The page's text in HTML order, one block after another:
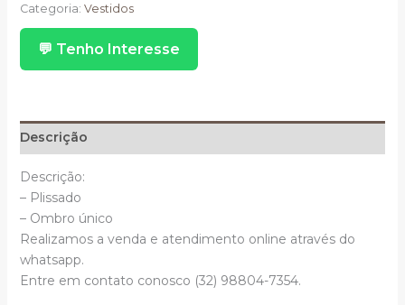
Fucsia
Plissado
Um
Ombro
Categoria: Vestidos
💬 Tenho Interesse
Descrição
Descrição:
– Plissado
– Ombro único
Realizamos a venda e atendimento online através do
whatsapp.
Entre em contato conosco (32) 98804-7354.